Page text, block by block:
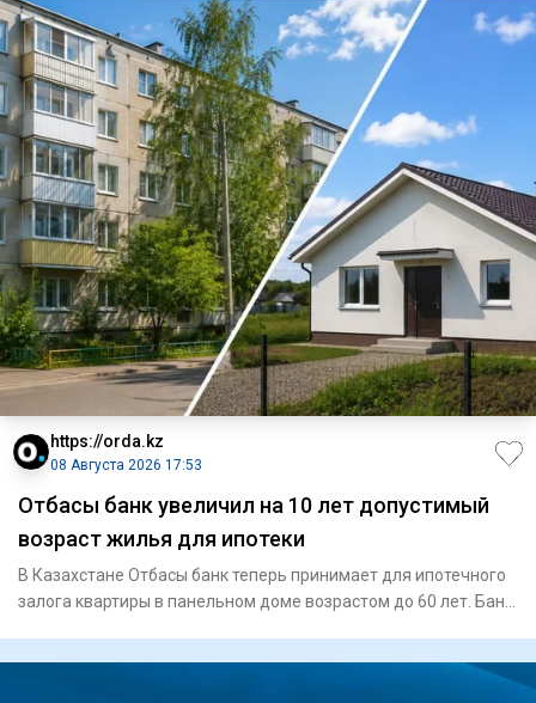
https://orda.kz
08 Августа 2026 17:53
Отбасы банк увеличил на 10 лет допустимый
возраст жилья для ипотеки
В Казахстане Отбасы банк теперь принимает для ипотечного
залога квартиры в панельном доме возрастом до 60 лет. Банк